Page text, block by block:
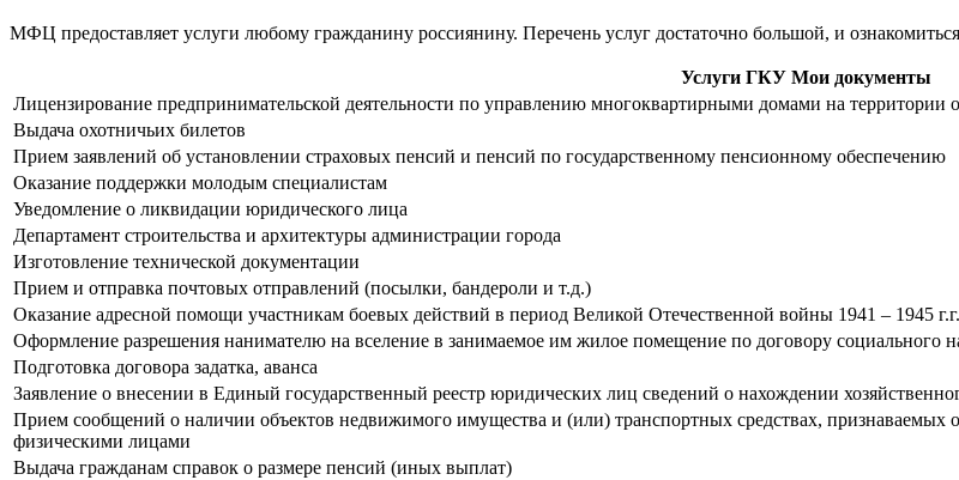
МФЦ предоставляет услуги любому гражданину россиянину. Перечень услуг достаточно большой, и
Услуги ГКУ Мои документы
Лицензирование предпринимательской деятельности по управлению многоквартирными домами на территории
Выдача охотничьих билетов
Прием заявлений об установлении страховых пенсий и пенсий по государственному пенсионному обеспечению
Оказание поддержки молодым специалистам
Уведомление о ликвидации юридического лица
Департамент строительства и архитектуры администрации города
Изготовление технической документации
Прием и отправка почтовых отправлений (посылки, бандероли и т.д.)
Оказание адресной помощи участникам боевых действий в период Великой Отечественной войны 1941 – 1945 г.г.
Оформление разрешения нанимателю на вселение в занимаемое им жилое помещение по договору социального
Подготовка договора задатка, аванса
Заявление о внесении в Единый государственный реестр юридических лиц сведений о нахождении
Прием сообщений о наличии объектов недвижимого имущества и (или) транспортных средствах,
физическими лицами
Выдача гражданам справок о размере пенсий (иных выплат)